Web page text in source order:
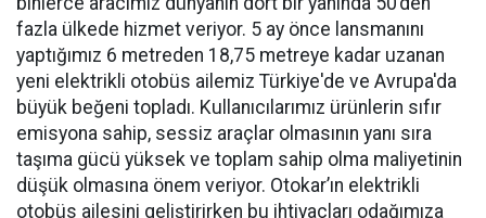
fazla ülkede hizmet veriyor. 5 ay önce lansmanını
yaptığımız 6 metreden 18,75 metreye kadar uzanan
yeni elektrikli otobüs ailemiz Türkiye'de ve Avrupa'da
büyük beğeni topladı. Kullanıcılarımız ürünlerin sıfır
emisyona sahip, sessiz araçlar olmasının yanı sıra
taşıma gücü yüksek ve toplam sahip olma maliyetinin
düşük olmasına önem veriyor. Otokar’ın elektrikli
otobüs ailesini geliştirirken bu ihtiyaçları odağımıza